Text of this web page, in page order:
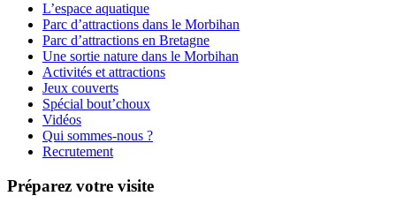
L’espace aquatique
Parc d’attractions dans le Morbihan
Parc d’attractions en Bretagne
Une sortie nature dans le Morbihan
Activités et attractions
Jeux couverts
Spécial bout’choux
Vidéos
Qui sommes-nous ?
Recrutement
Préparez votre visite